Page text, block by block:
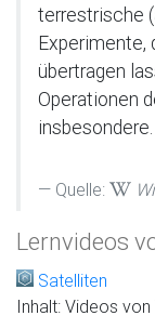
terrestrische
Experimente,
übertragen
Operationen
insbesondere.
Quelle:
Lernvideos
Satelliten
Inhalt: Videos